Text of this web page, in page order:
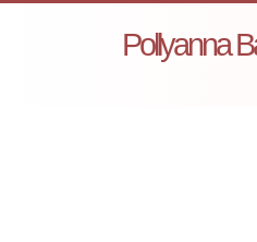
Pollyanna